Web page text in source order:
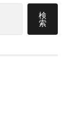
検
索